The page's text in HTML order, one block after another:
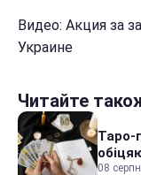
Видео: Акция за
Украине
Читайте
Таро-
08